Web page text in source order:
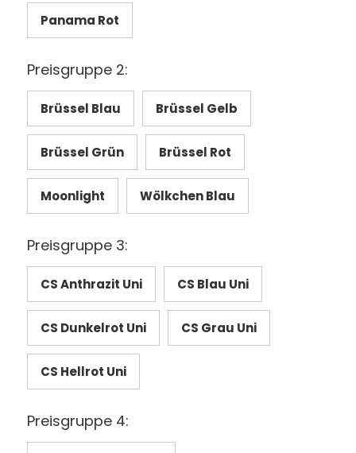
Panama Rot
Preisgruppe 2:
Brüssel Blau Brüssel Gelb
Brüssel Grün Brüssel Rot
Moonlight Wölkchen Blau
Preisgruppe 3:
CS Anthrazit Uni CS Blau Uni
CS Dunkelrot Uni CS Grau Uni
CS Hellrot Uni
Preisgruppe 4: